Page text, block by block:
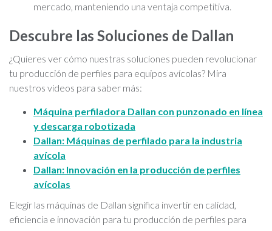
mercado, manteniendo una ventaja competitiva.
Descubre las Soluciones de Dallan
¿Quieres ver cómo nuestras soluciones pueden revolucionar
tu producción de perfiles para equipos avícolas? Mira
nuestros videos para saber más:
Máquina perfiladora Dallan con punzonado en línea
y descarga robotizada
Dallan: Máquinas de perfilado para la industria
avícola
Dallan: Innovación en la producción de perfiles
avícolas
Elegir las máquinas de Dallan significa invertir en calidad,
eficiencia e innovación para tu producción de perfiles para